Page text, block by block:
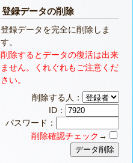
登録データの削除
登録データを完全に削除しま
す。
削除するとデータの復活は出来
ません。くれぐれもご注意くだ
さい。
削除する人：
ID：
パスワード：
削除確認チェック →